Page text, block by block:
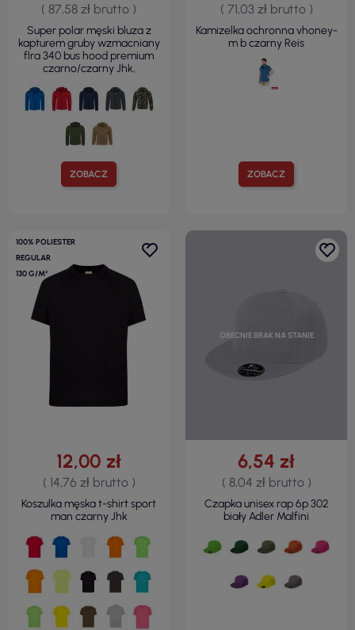
ZOBACZ
( 87,58 zł brutto )
Super polar męski bluza z
kapturem gruby wzmacniany
flra 340 bus hood premium
czarno/czarny Jhk,
ZOBACZ
( 71,03 zł brutto )
Kamizelka ochronna vhoney-
m b czarny Reis
100% POLIESTER
REGULAR
130 G/M²
12,00 zł
( 14,76 zł brutto )
Koszulka męska t-shirt sport
man czarny Jhk
OBECNIE BRAK NA STANIE
6,54 zł
( 8,04 zł brutto )
Czapka unisex rap 6p 302
biały Adler Malfini